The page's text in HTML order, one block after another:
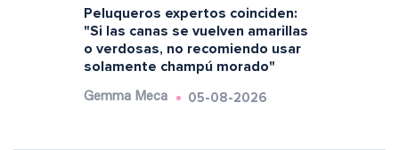
Peluqueros expertos coinciden:
"Si las canas se vuelven amarillas
o verdosas, no recomiendo usar
solamente champú morado"
Gemma Meca 05-08-2026